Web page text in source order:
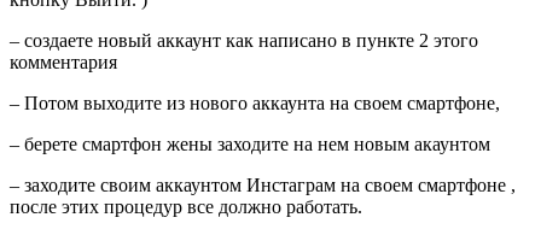
– создаете новый аккаунт как написано в пункте 2 этого
комментария
– Потом выходите из нового аккаунта на своем смартфоне,
– берете смартфон жены заходите на нем новым акаунтом
– заходите своим аккаунтом Инстаграм на своем смартфоне ,
после этих процедур все должно работать.